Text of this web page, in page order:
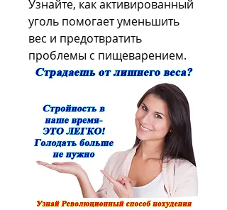
Узнайте, как активированный
уголь помогает уменьшить
вес и предотвратить
проблемы с пищеварением.